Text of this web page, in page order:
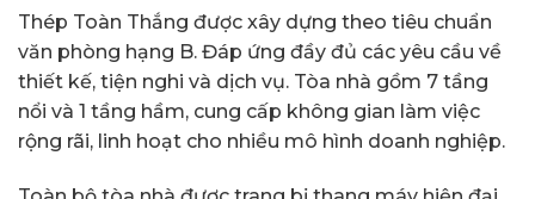
Thép Toàn Thắng được xây dựng theo tiêu chuẩn
văn phòng hạng B. Đáp ứng đầy đủ các yêu cầu về
thiết kế, tiện nghi và dịch vụ. Tòa nhà gồm 7 tầng
nổi và 1 tầng hầm, cung cấp không gian làm việc
rộng rãi, linh hoạt cho nhiều mô hình doanh nghiệp.